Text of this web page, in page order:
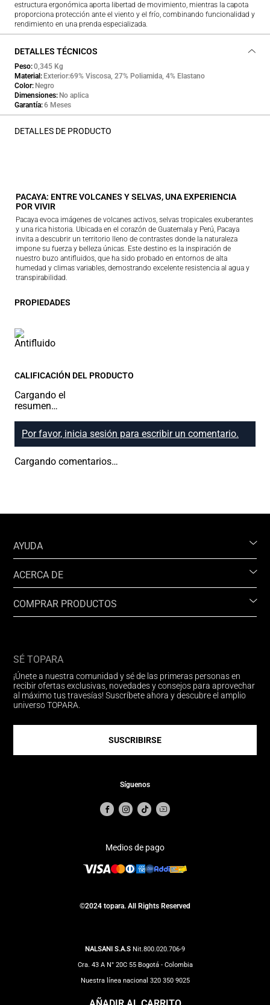
estructura ergonómica aporta libertad de movimiento, mientras la capota
proporciona protección ante el viento y el frío, combinando funcionalidad y
rendimiento en una prenda especializada.
DETALLES TÉCNICOS
Peso 0,345 Kg
Material
Exterior:69% Viscosa, 27% Poliamida, 4% Elastano
Color Negro
Dimensiones No aplica
Garantía 6 Meses
DETALLES DE PRODUCTO
PACAYA: ENTRE VOLCANES Y SELVAS, UNA EXPERIENCIA
POR VIVIR
Pacaya evoca imágenes de volcanes activos, selvas tropicales exuberantes
y una rica historia. Ubicada en el corazón de Guatemala y Perú, Pacaya
invita a descubrir un territorio lleno de contrastes donde la naturaleza
impone su fuerza y belleza únicas. Este destino es la inspiración de
nuestro buzo antifluidos, que ha sido probado en entornos de alta
humedad y climas variables, demostrando excelente resistencia al agua y
transpirabilidad.
PROPIEDADES
CALIFICACIÓN DEL PRODUCTO
Cargando el
resumen…
Por favor, inicia sesión para escribir un comentario.
Cargando comentarios…
AYUDA
ACERCA DE
COMPRAR PRODUCTOS
SÉ TOPARA
¡Únete a nuestra comunidad y sé de las primeras personas en
recibir ofertas exclusivas, novedades y consejos para aprovechar
al máximo tus travesías! Suscríbete ahora y descubre el amplio
universo TOPARA.
SUSCRIBIRSE
Síguenos
Medios de pago
©2024 topara. All Rights Reserved
NALSANI S.A.S Nit.800.020.706-9
Cra. 43 A N° 20C 55 Bogotá - Colombia
Nuestra línea nacional 320 350 9025
Correo Notificaciones judiciales: